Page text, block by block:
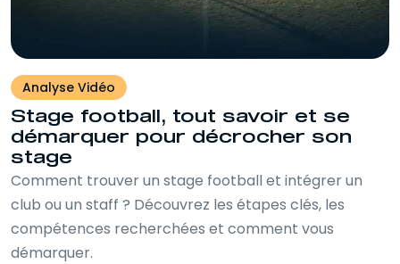
Analyse Vidéo
Stage football, tout savoir et se
démarquer pour décrocher son
stage
Comment trouver un stage football et intégrer un
club ou un staff ? Découvrez les étapes clés, les
compétences recherchées et comment vous
démarquer.